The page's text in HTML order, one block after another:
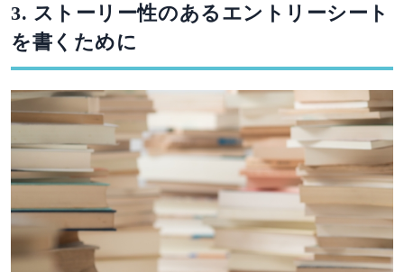
3. ストーリー性のあるエントリーシート
を書くために